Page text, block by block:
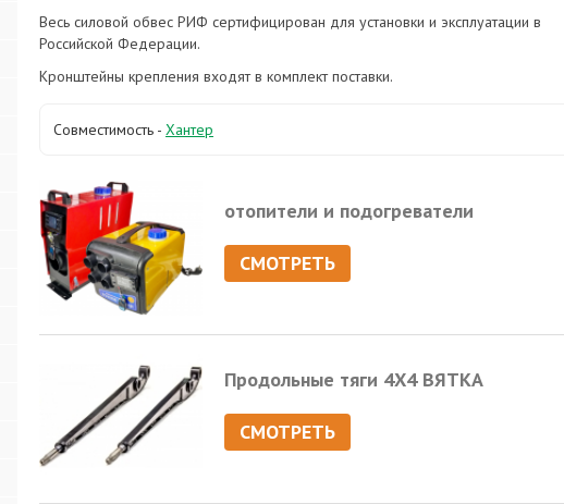
Весь силовой обвес РИФ сертифицирован для установки и эксплуатации в
Российской Федерации.
Кронштейны крепления входят в комплект поставки.
Совместимость - Хантер
отопители и подогреватели
СМОТРЕТЬ
Продольные тяги 4Х4 ВЯТКА
СМОТРЕТЬ